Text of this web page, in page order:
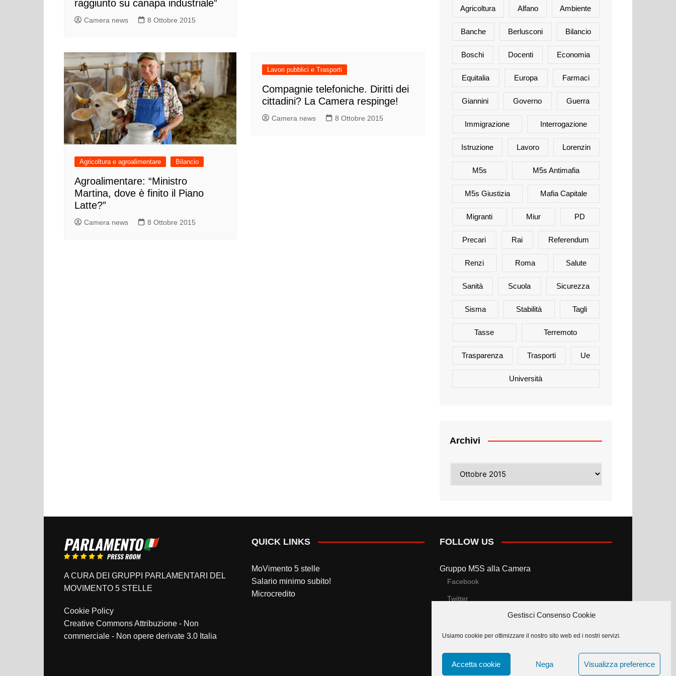
Gestisci Consenso Cookie
Usiamo cookie per ottimizzare il nostro sito web ed i nostri servizi.
Accetta cookie Nega Visualizza preference
Cultura ed Istruzione
Difesa
Finanze e tesoro
Giustizia
Lavori pubblici e Trasporti
Lavoro
Politiche europee
Rifiuti
raggiunto su canapa industriale”
Camera news 8 Ottobre 2015
Agricoltura e agroalimentare Bilancio
Agroalimentare: “Ministro
Martina, dove è finito il Piano
Latte?”
Camera news 8 Ottobre 2015
Lavori pubblici e Trasporti
Compagnie telefoniche. Diritti dei
cittadini? La Camera respinge!
Camera news 8 Ottobre 2015
Agricoltura Alfano Ambiente
Banche Berlusconi Bilancio
Boschi Docenti Economia
Equitalia Europa Farmaci
Giannini Governo Guerra
Immigrazione Interrogazione
Istruzione Lavoro Lorenzin
M5s M5s Antimafia
M5s Giustizia Mafia Capitale
Migranti Miur PD
Precari Rai Referendum
Renzi Roma Salute
Sanità Scuola Sicurezza
Sisma Stabilità Tagli
Tasse Terremoto
Trasparenza Trasporti Ue
Università
Archivi
A CURA DEI GRUPPI PARLAMENTARI DEL
MOVIMENTO 5 STELLE
Cookie Policy
Creative Commons Attribuzione - Non
commerciale - Non opere derivate 3.0 Italia
QUICK LINKS
MoVimento 5 stelle
Salario minimo subito!
Microcredito
FOLLOW US
Gruppo M5S alla Camera
Facebook
Twitter